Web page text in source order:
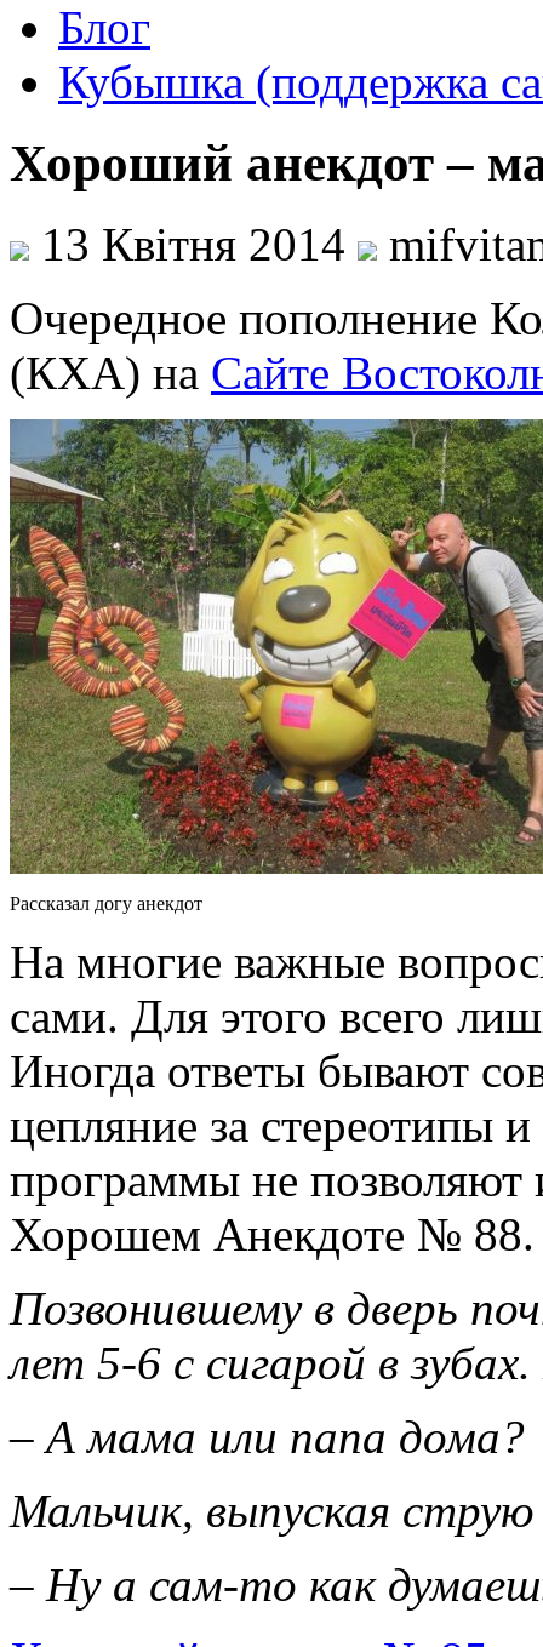
Блог
Кубышка (поддержка
Хороший анекдот –
13 Квітня 2014
Очередное пополнение
(КХА) на Сайте
Рассказал догу анекдот
На многие важные
сами. Для этого всего
Иногда ответы бывают
цепляние за стереотипы
программы не позволяют
Хорошем Анекдоте № 88.
Позвонившему в дверь
лет 5-6 с сигарой в
– А мама или папа дома?
Мальчик, выпуская
– Ну а сам-то как